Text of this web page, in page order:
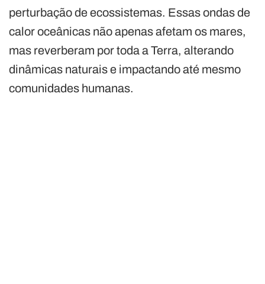
perturbação de ecossistemas. Essas ondas de
calor oceânicas não apenas afetam os mares,
mas reverberam por toda a Terra, alterando
dinâmicas naturais e impactando até mesmo
comunidades humanas.